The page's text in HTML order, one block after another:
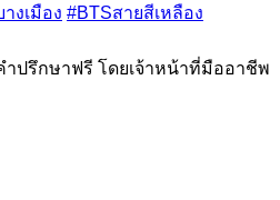
างเมือง #BTSสายสีเหลือง
ำปรึกษาฟรี โดยเจ้าหน้าที่มืออาชีพ